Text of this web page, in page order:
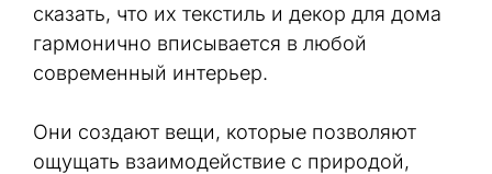
сказать, что их текстиль и декор для дома
гармонично вписывается в любой
современный интерьер.
Они создают вещи, которые позволяют
ощущать взаимодействие с природой,